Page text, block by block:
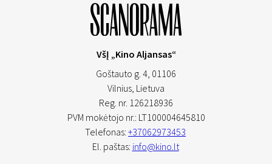
VšĮ „Kino Aljansas“
Goštauto g. 4, 01106
Vilnius, Lietuva
Reg. nr. 126218936
PVM mokėtojo nr.: LT100004645810
Telefonas: +37062973453
El. paštas: info@kino.lt